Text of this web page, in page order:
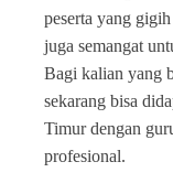
peserta yang
juga semangat
Bagi kalian yang
sekarang bisa
Timur dengan
profesional.